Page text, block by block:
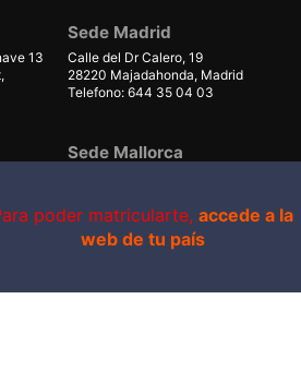
poder matricularte,accede a la
web de tu país
13
Sede Madrid
Calle del Dr Calero, 19
28220 Majadahonda, Madrid
Telefono: 644 35 04 03
1
Sede Mallorca
07011 Palma, Illes Balears
Telefono: 661 38 71 41